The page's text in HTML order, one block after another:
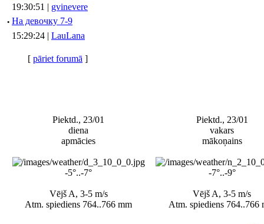
19:30:51 | gvinevere
· Hа девочку 7-9
15:29:24 | LauLana
[ pāriet forumā ]
Piektd., 23/01
diena
apmācies
-5°..-7°
Vējš A, 3-5 m/s
Atm. spiediens 764..766 mm
Piektd., 23/01
vakars
mākoņains
-7°..-9°
Vējš A, 3-5 m/s
Atm. spiediens 764..766